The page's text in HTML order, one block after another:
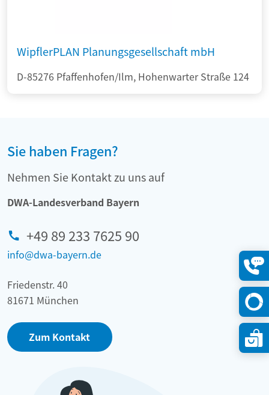
WipflerPLAN Planungsgesellschaft mbH
D-85276 Pfaffenhofen/Ilm, Hohenwarter Straße 124
Sie haben Fragen?
Nehmen Sie Kontakt zu uns auf
DWA-Landesverband Bayern
+49 89 233 7625 90
info@dwa-bayern.de
Friedenstr. 40
81671 München
Zum Kontakt